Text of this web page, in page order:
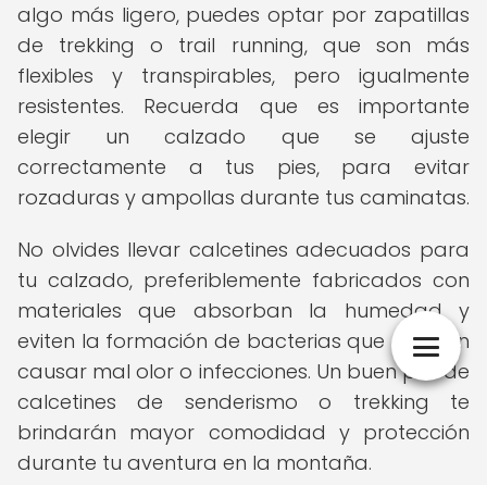
algo más ligero, puedes optar por zapatillas
de trekking o trail running, que son más
flexibles y transpirables, pero igualmente
resistentes. Recuerda que es importante
elegir un calzado que se ajuste
correctamente a tus pies, para evitar
rozaduras y ampollas durante tus caminatas.
No olvides llevar calcetines adecuados para
tu calzado, preferiblemente fabricados con
materiales que absorban la humedad y
eviten la formación de bacterias que puedan
causar mal olor o infecciones. Un buen par de
calcetines de senderismo o trekking te
brindarán mayor comodidad y protección
durante tu aventura en la montaña.